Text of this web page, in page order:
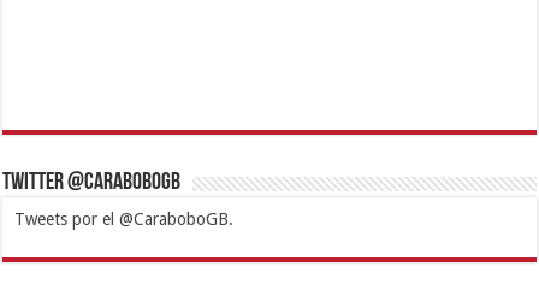
Twitter @CaraboboGB
Tweets por el @CaraboboGB.
1xbetBetturkeyBetistKralbetSupertotobetTipobetMatadorbetMariobet
https://mvbcasino.com/